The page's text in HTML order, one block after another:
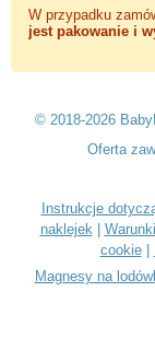
W przypadku
jest pakowanie i
© 2018-2026
Oferta
Instrukcje
naklejek|
cookie|
Magnesy na